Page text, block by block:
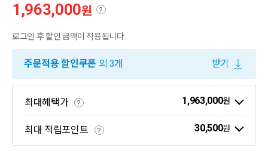
1,963,000원 ?
로그인 후 할인 금액이 적용됩니다.
주문적용 할인쿠폰 외 3개 받기
최대혜택가 ? 1,963,000원
최대 적립포인트 ? 30,500원